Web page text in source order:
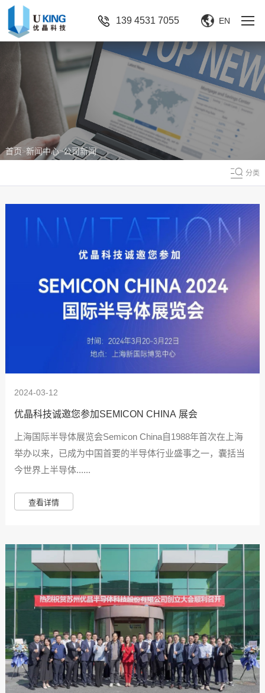
EN
139 4531 7055
首页>新闻中心>公司新闻
分类
2024-03-12
优晶科技诚邀您参加SEMICON CHINA 展会
上海国际半导体展览会Semicon China自1988年首次在上海
举办以来，已成为中国首要的半导体行业盛事之一，囊括当
今世界上半导体......
查看详情